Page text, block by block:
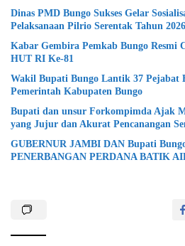
Dinas PMD Bungo Sukses Gelar
Pelaksanaan Pilrio Serentak Tahun 2026
Kabar Gembira Pemkab Bungo Resmi
HUT RI Ke-81
Wakil Bupati Bungo Lantik 37 Pejabat
Pemerintah Kabupaten Bungo
Bupati dan unsur Forkompimda Ajak
yang Jujur dan Akurat Pencanangan
GUBERNUR JAMBI DAN Bupati
PENERBANGAN PERDANA BATIK